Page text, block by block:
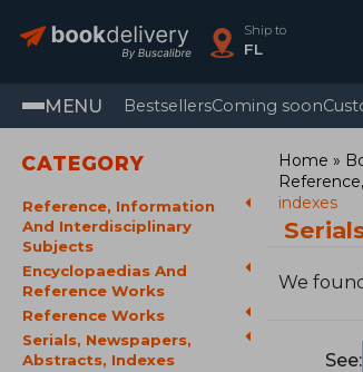
Ship to
FL
MENU BestsellersComing soon
CATEGORY
Reference, Information
And Interdisciplinary
Subjects
Encyclopaedias And
Reference Works
Reference Works
Serials, Newspapers,
Abstracts, Indexes
Home
indexes
We
See: